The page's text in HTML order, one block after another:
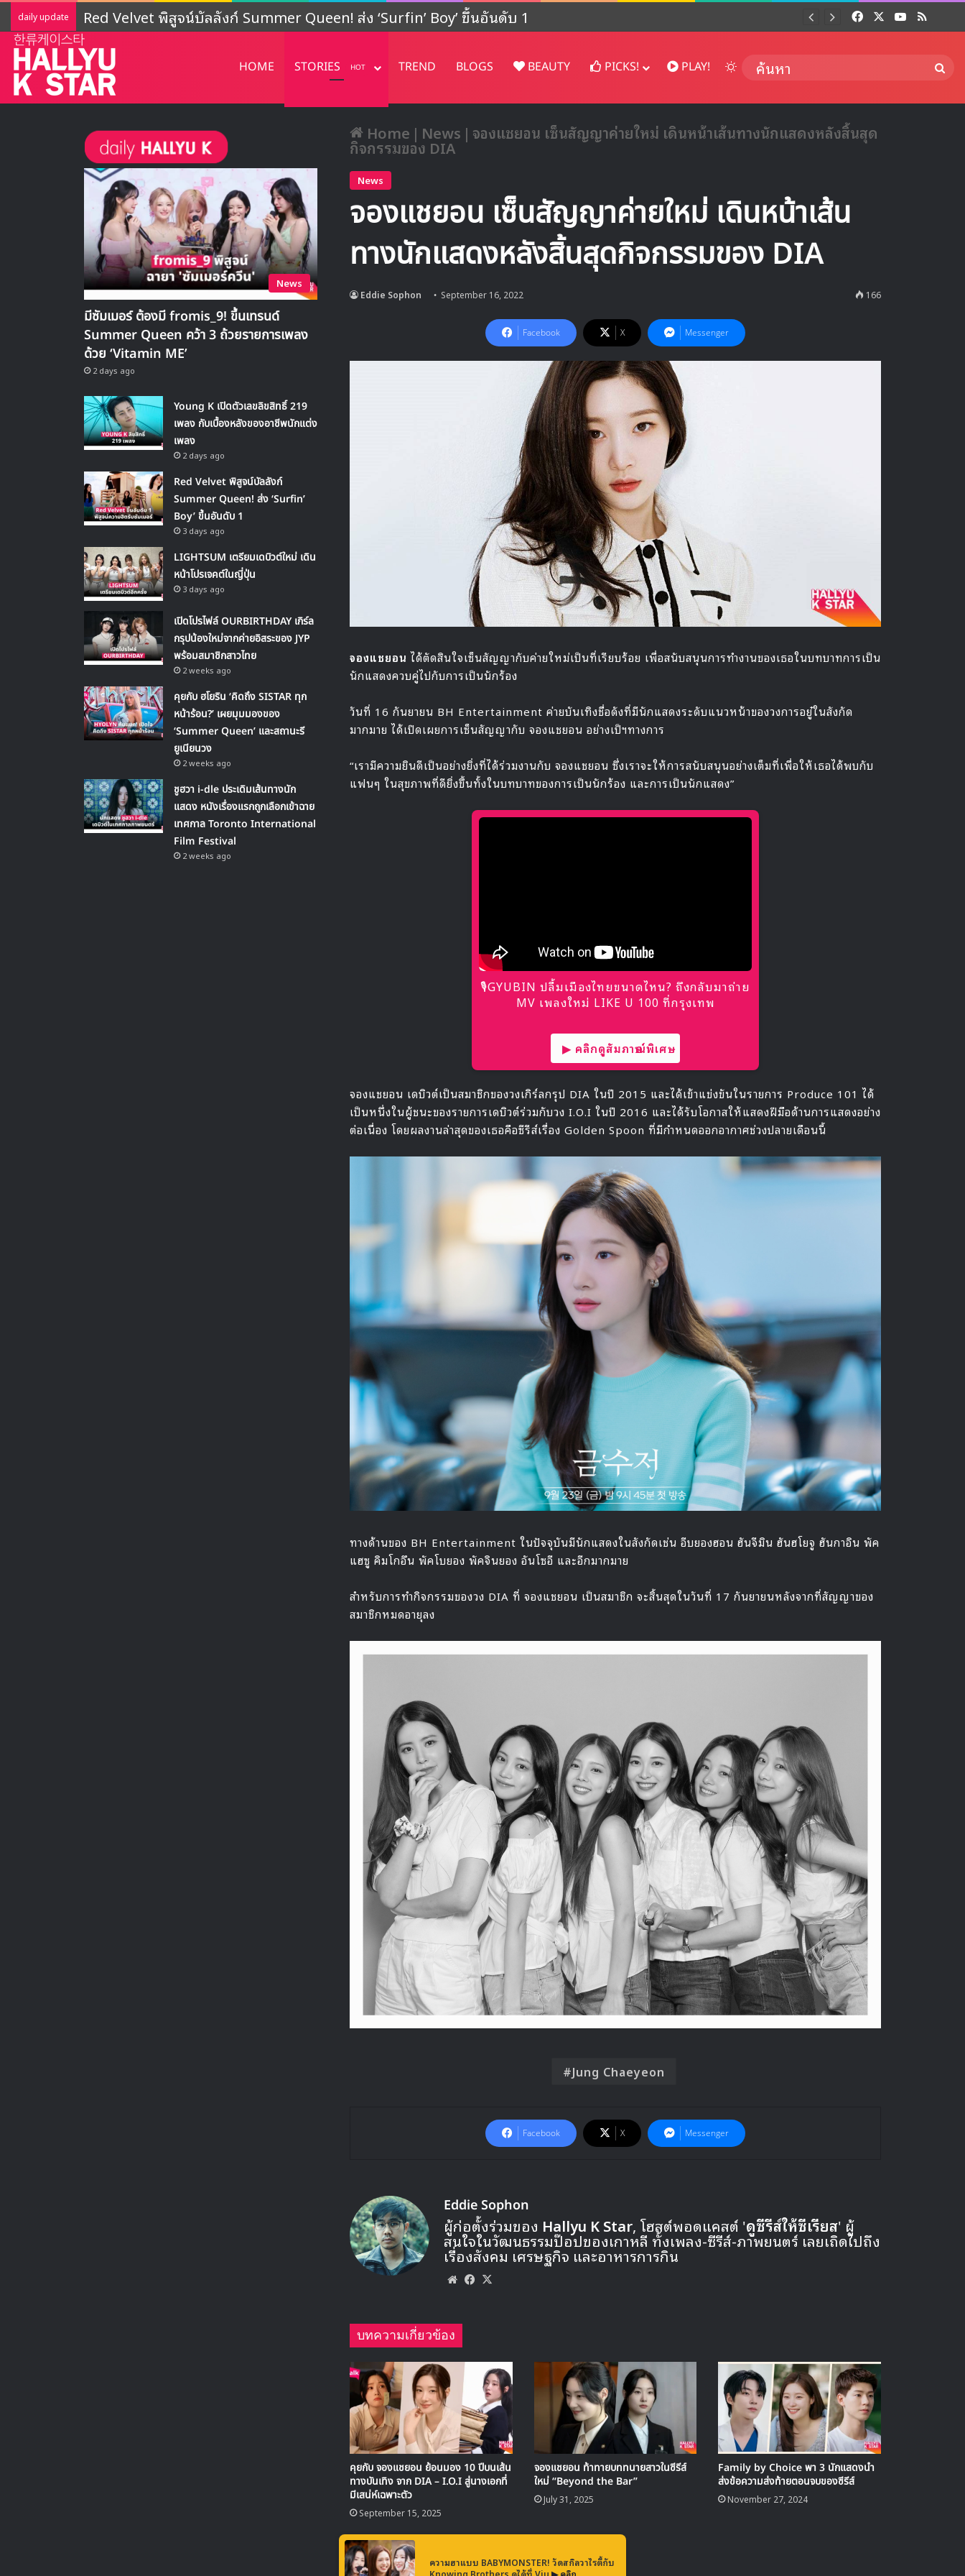
daily update LIGHTSUM เตรียมเดบิวต์ใหม่ เดินหน้าโปรเจคต์ในญี่ปุ่น FacebookYouTube
RSS
HOME STORIES HOT TREND BLOGS BEAUTY PICKS! PLAY! Switch skin
Home | News | จองแชยอน เซ็นสัญญาค่ายใหม่ เดินหน้าเส้นทางนักแสดงหลังสิ้นสุด
กิจกรรมของ DIA
News
จองแชยอน เซ็นสัญญาค่ายใหม่ เดินหน้าเส้น
ทางนักแสดงหลังสิ้นสุดกิจกรรมของ DIA
Eddie Sophon September 16, 2022 166
Facebook X Messenger
จองแชยอน ได้ตัดสินใจเซ็นสัญญากับค่ายใหม่เป็นที่เรียบร้อย เพื่อสนับสนุนการทำงานของเธอในบทบาทการเป็น
นักแสดงควบคู่ไปกับการเป็นนักร้อง
วันที่ 16 กันยายน BH Entertainment ค่ายบันเทิงชื่อดังที่มีนักแสดงระดับแนวหน้าของวงการอยู๋ในสังกัด
มากมาย ได้เปิดเผยการเซ็นสัญญากับ จองแชยอน อย่างเป็ฯทางการ
“เรามีความยินดีเป็นอย่างยิ่งที่ได้ร่วมงานกับ จองแชยอน ซึ่งเราจะให้การสนับสนุนอย่างเต็มที่เพื่อให้เธอได้พบกับ
แฟนๆ ในสุขภาพที่ดียิ่งขึ้นทั้งในบทบาทของการเป็นนักร้อง และการเป็นนักแสดง”
🎙GYUBIN ปลื้มเมืองไทยขนาดไหน? ถึงกลับมาถ่าย
MV เพลงใหม่ LIKE U 100 ที่กรุงเทพ
▶ คลิกดูสัมภาษณ์พิเศษ
จองแชยอน เดบิวต์เป็นสมาชิกของวงเกิร์ลกรุป DIA ในปี 2015 และได้เข้าแข่งขันในรายการ Produce 101 ได้
เป็นหนึ่งในผู้ชนะของรายการเดบิวต์ร่วมกับวง I.O.I ในปี 2016 และได้รับโอกาสให้แสดงฝีมือด้านการแสดงอย่าง
ต่อเนื่อง โดยผลงานล่าสุดของเธอคือซีรีส์เรื่อง Golden Spoon ที่มีกำหนดออกอากาศช่วงปลายเดือนนี้
ทางด้านของ BH Entertainment ในปัจจุบันมีนักแสดงในสังกัดเช่น อีบยองฮอน ฮันจีมิน ฮันฮโยจู ฮันกาอิน พัค
แฮซู คิมโกอึน พัคโบยอง พัคจินยอง อันโซอี และอีกมากมาย
สำหรับการทำกิจกรรมของวง DIA ที่ จองแชยอน เป็นสมาชิก จะสิ้นสุดในวันที่ 17 กันยายนหลังจากที่สัญญาของ
สมาชิกหมดอายุลง
Jung Chaeyeon
Facebook X Messenger
Eddie Sophon
ผู้ก่อตั้งร่วมของ Hallyu K Star, โฮสต์พอดแคสต์ 'ดูซีรีส์ให้ซีเรียส' ผู้
สนใจในวัฒนธรรมป๊อปของเกาหลี ทั้งเพลง-ซีรีส์-ภาพยนตร์ เลยเถิดไปถึง
เรื่องสังคม เศรษฐกิจ และอาหารการกิน
WebsiteFacebook
บทความเกี่ยวข้อง
คุยกับ จองแชยอน ย้อนมอง 10 ปีบนเส้น
ทางบันเทิง จาก DIA – I.O.I สู่นางเอกที่
มีเสน่ห์เฉพาะตัว
September 15, 2025
จองแชยอน ท้าทายบททนายสาวในซีรีส์
ใหม่ “Beyond the Bar”
July 31, 2025
Family by Choice พา 3 นักแสดงนำ
ส่งข้อความส่งท้ายตอนจบของซีรีส์
November 27, 2024
News
มีซัมเมอร์ ต้องมี fromis_9! ขึ้นเทรนด์
Summer Queen คว้า 3 ถ้วยรายการเพลง
ด้วย ‘Vitamin ME’
2 days ago
Young K เปิดตัวเลขลิขสิทธิ์ 219
เพลง กับเบื้องหลังของอาชีพนักแต่ง
เพลง
2 days ago
Red Velvet พิสูจน์บัลลังก์
Summer Queen! ส่ง ‘Surfin’
Boy’ ขึ้นอันดับ 1
3 days ago
LIGHTSUM เตรียมเดบิวต์ใหม่ เดิน
หน้าโปรเจคต์ในญี่ปุ่น
3 days ago
เปิดโปรไฟล์ OURBIRTHDAY เกิร์ล
กรุปน้องใหม่จากค่ายอิสระของ JYP
พร้อมสมาชิกสาวไทย
2 weeks ago
คุยกับ ฮโยริน ‘คิดถึง SISTAR ทุก
หน้าร้อน?’ เผยมุมมองของ
‘Summer Queen’ และสถานะรี
ยูเนียนวง
2 weeks ago
ชูฮวา i-dle ประเดิมเส้นทางนัก
แสดง หนังเรื่องแรกถูกเลือกเข้าฉาย
เทศกาล Toronto International
Film Festival
2 weeks ago
ความฮาแบบ BABYMONSTER! วัดสกิลวาไรตี้กับ